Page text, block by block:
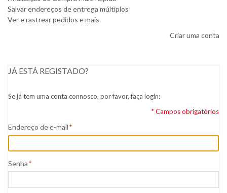
Salvar endereços de entrega múltiplos
Ver e rastrear pedidos e mais
Criar uma conta
JÁ ESTÁ REGISTADO?
Se já tem uma conta connosco, por favor, faça login:
* Campos obrigatórios
*
Endereço de e-mail
*
Senha